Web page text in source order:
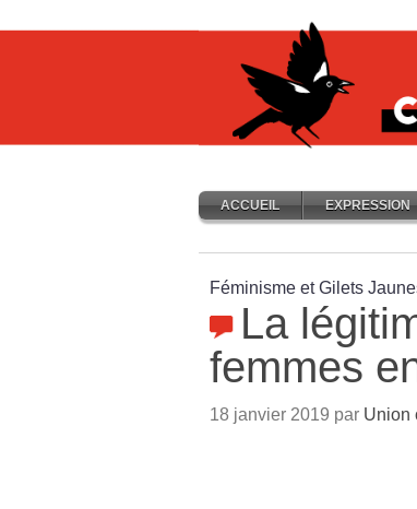
ACCUEIL EXPRESSION
Féminisme et Gilets
La
femmes
18 janvier 2019 par Union